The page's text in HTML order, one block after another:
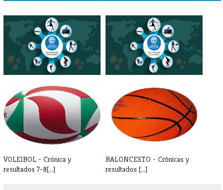
IMPORTANTE - SUSPENSIÓN
ACTIVIDADES[...]
INFORMACIÓN
CORONAVIRUS -
PARAESCOL[...]
VOLEIBOL - Crónica y
resultados 7-8[...]
BALONCESTO - Crónicas y
resultados [...]